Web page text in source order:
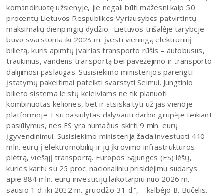
komandiruotę užsienyje, jie negali būti mažesni kaip 50
procentų Lietuvos Respublikos Vyriausybės patvirtintų
maksimalių dienpinigių dydžio. Lietuvos trišalėje taryboje
buvo svarstoma iki 2028 m. įvesti vieningą elektroninį
bilietą, kuris apimtų įvairias transporto rūšis – autobusus,
traukinius, vandens transportą bei pavėžėjimo ir transporto
dalijimosi paslaugas. Susisiekimo ministerijos parengti
įstatymų pakeitimai pateikti svarstyti Seimui. Jungtinio
bilieto sistema leistų keleiviams ne tik planuoti
kombinuotas keliones, bet ir atsiskaityti už jas vienoje
platformoje. Esu pasiūlytas dalyvauti darbo grupėje teikiant
pasiūlymus, nes ES yra numačius skirti 9 mln. eurų
įgyvendinimui. Susisiekimo ministerija žada investuoti 440
mln. eurų į elektromobilių ir jų įkrovimo infrastruktūros
plėtrą, viešąjį transportą. Europos Sąjungos (ES) lėšų,
kurios kartu su 25 proc. nacionaliniu prisidėjimu sudarys
apie 884 mln. eurų investicijų laikotarpiu nuo 2026 m.
sausio 1 d. iki 2032 m. gruodžio 31 d.“, – kalbėjo B. Bučelis.